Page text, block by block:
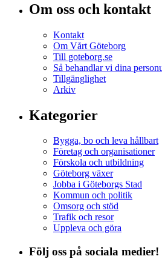
Om oss och kontakt
Kontakt
Om Vårt Göteborg
Till goteborg.se
Så behandlar vi dina
Tillgänglighet
Arkiv
Kategorier
Bygga, bo och leva hållbart
Företag och organisationer
Förskola och utbildning
Göteborg växer
Jobba i Göteborgs Stad
Kommun och politik
Omsorg och stöd
Trafik och resor
Uppleva och göra
Följ oss på sociala medier!